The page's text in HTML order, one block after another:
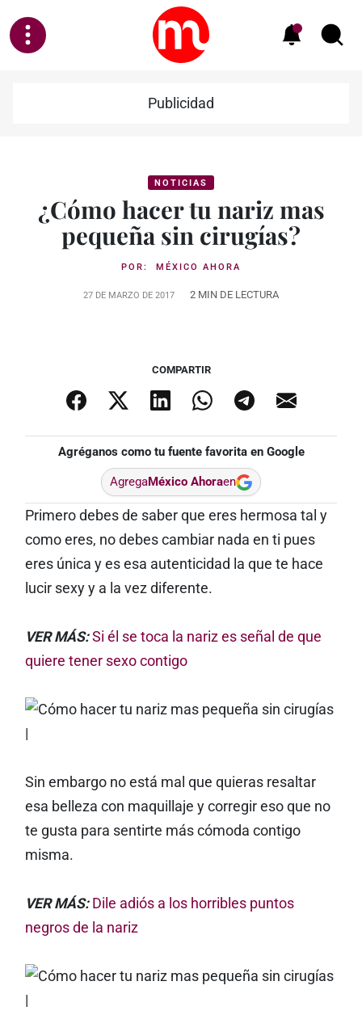
Publicidad
NOTICIAS
¿Cómo hacer tu nariz mas
pequeña sin cirugías?
POR: MÉXICO AHORA
27 DE MARZO DE 2017 2 MIN DE LECTURA
COMPARTIR
Agréganos como tu fuente favorita en Google
AgregaMéxico Ahoraen
Primero debes de saber que eres hermosa tal y
como eres, no debes cambiar nada en ti pues
eres única y es esa autenticidad la que te hace
lucir sexy y a la vez diferente.
VER MÁS:Si él se toca la nariz es señal de que
quiere tener sexo contigo
Sin embargo no está mal que quieras resaltar
esa belleza con maquillaje y corregir eso que no
te gusta para sentirte más cómoda contigo
misma.
VER MÁS: Dile adiós a los horribles puntos
negros de la nariz